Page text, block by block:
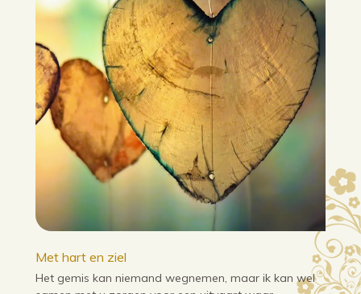
Met hart en ziel
Het gemis kan niemand wegnemen, maar ik kan wel